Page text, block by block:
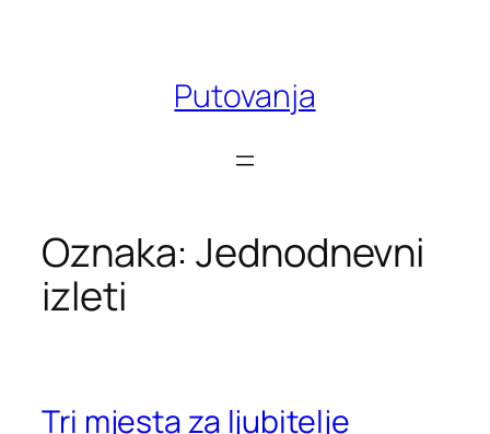
Putovanja
Oznaka:Jednodnevni
izleti
Tri mjesta za ljubitelje